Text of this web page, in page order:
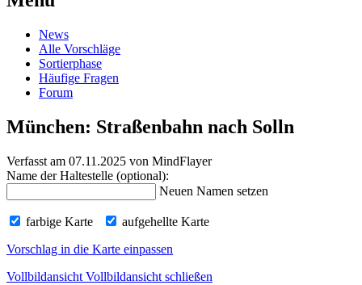
Zum
Inhalt
springen
News
Alle Vorschläge
Sortierphase
Häufige Fragen
Forum
München: Straßenbahn nach Solln
Verfasst am 07.11.2025 von MindFlayer
Name der Haltestelle (optional):
Neuen Namen setzen
farbige Karte
aufgehellte Karte
Vorschlag in die Karte einpassen
Vollbildansicht Vollbildansicht schließen